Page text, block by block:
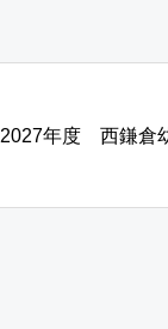
2027年度 西鎌倉